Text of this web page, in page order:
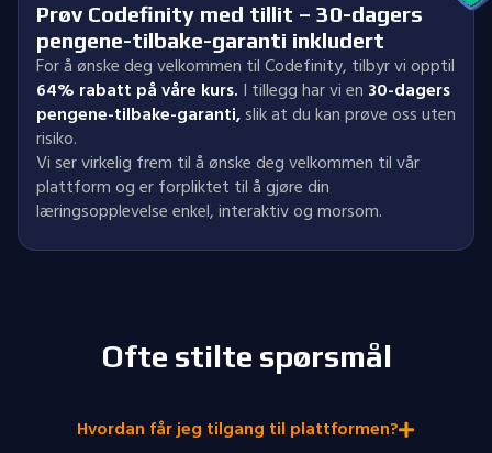
Prøv Codefinity med tillit – 30-dagers
pengene-tilbake-garanti inkludert
For å ønske deg velkommen til Codefinity, tilbyr vi opptil
64% rabatt på våre kurs. I tillegg har vi en 30-dagers
pengene-tilbake-garanti,slik at du kan prøve oss uten
risiko.
Vi ser virkelig frem til å ønske deg velkommen til vår
plattform og er forpliktet til å gjøre din
læringsopplevelse enkel, interaktiv og morsom.
Ofte stilte spørsmål
Hvordan får jeg tilgang til plattformen?